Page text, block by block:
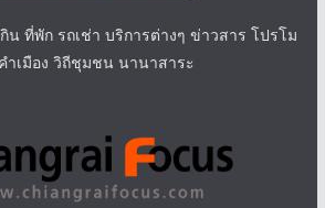
น ที่พัก รถเช่า บริการต่างๆ ข่าวสาร โปรโม
ำเมือง วิถีชุมชน นานาสาระ